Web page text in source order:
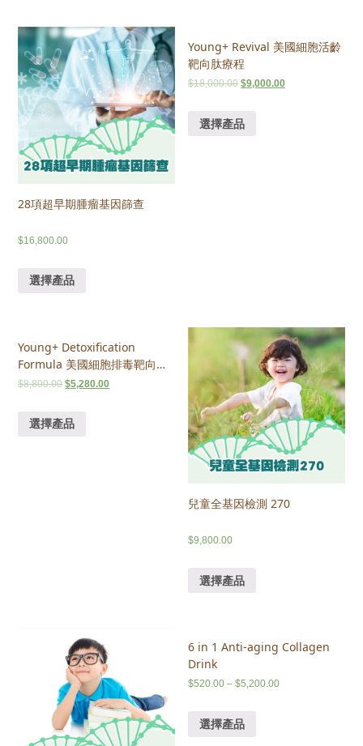
28項超早期腫瘤基因篩查
$16,800.00
選擇產品
Young+ Revival 美國細胞活齡
靶向肽療程
$18,000.00 $9,000.00
選擇產品
Young+ Detoxification
Formula 美國細胞排毒靶向肽
療程
$8,800.00 $5,280.00
選擇產品
兒童全基因檢測 270
$9,800.00
選擇產品
6 in 1 Anti-aging Collagen
Drink
$520.00 –$5,200.00
選擇產品